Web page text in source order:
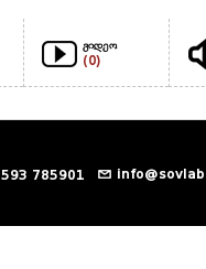
ვიდეო
(0)
593 785901